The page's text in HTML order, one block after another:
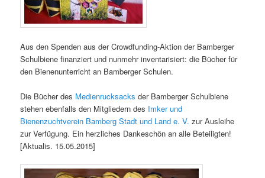
Aus den Spenden aus der Crowdfunding-Aktion der Bamberger
Schulbiene finanziert und nunmehr inventarisiert: die Bücher für
den Bienenunterricht an Bamberger Schulen.
Die Bücher des Medienrucksacks der Bamberger Schulbiene
stehen ebenfalls den Mitgliedern des Imker und
Bienenzuchtverein Bamberg Stadt und Land e. V. zur Ausleihe
zur Verfügung. Ein herzliches Dankeschön an alle Beteiligten!
[Aktualis. 15.05.2015]